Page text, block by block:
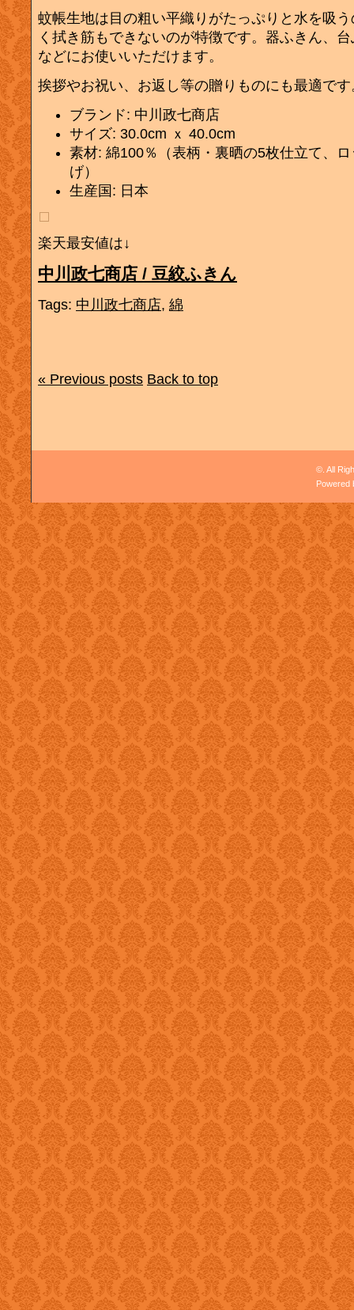
蚊帳生地は目の粗い平織りがたっぷりと水を吸
く拭き筋もできないのが特徴です。器ふきん、
などにお使いいただけます。
挨拶やお祝い、お返し等の贈りものにも最適です
ブランド: 中川政七商店
サイズ: 30.0cm ｘ 40.0cm
素材: 綿100％（表柄・裏晒の5枚仕立て、
げ）
生産国: 日本
楽天最安値は↓
中川政七商店 / 豆絞ふきん
Tags: 中川政七商店, 綿
« Previous posts Back to top
©. All
Powered